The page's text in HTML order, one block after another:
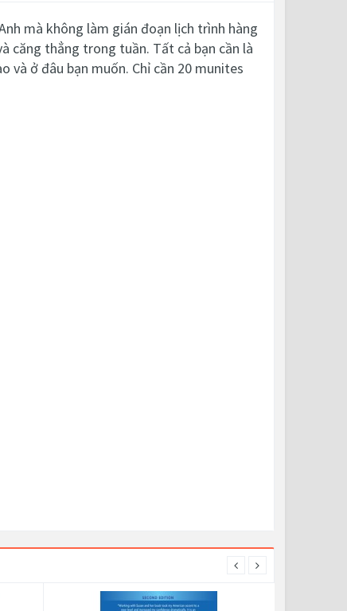
mà không làm gián đoạn lịch trình hàng
căng thẳng trong tuần. Tất cả bạn cần là
và ở đâu bạn muốn. Chỉ cần 20 munites